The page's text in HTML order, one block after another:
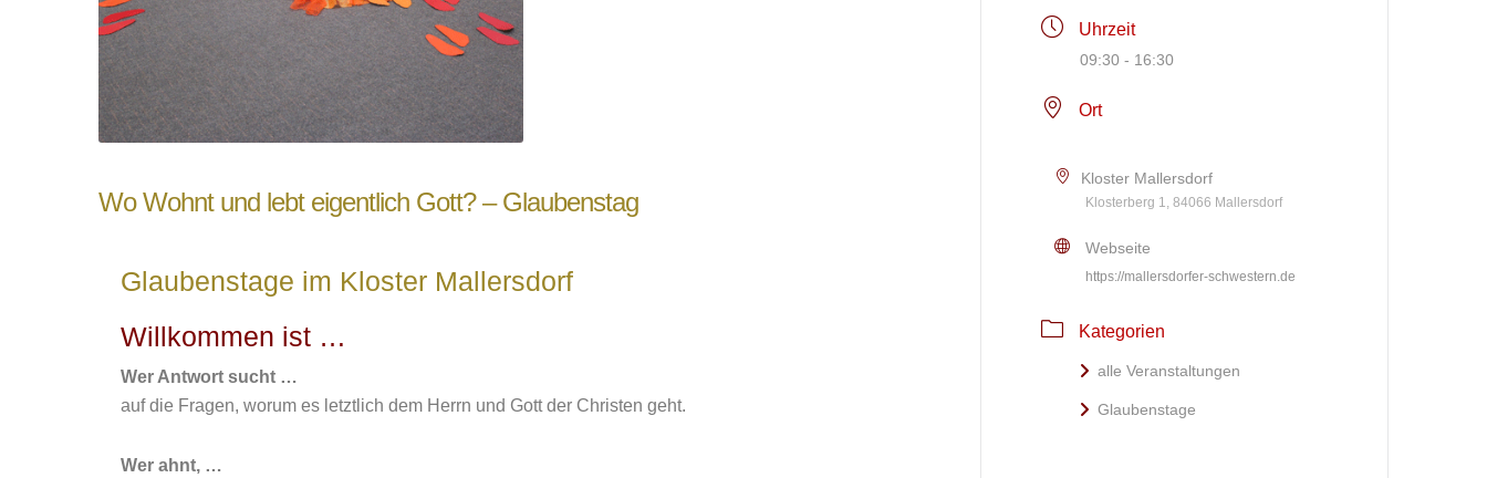
Wo Wohnt und lebt eigentlich Gott? – Glaubenstag
Glaubenstage im Kloster Mallersdorf
Willkommen ist …
Wer Antwort sucht …
auf die Fragen, worum es letztlich dem Herrn und Gott der Christen geht.
Wer ahnt, …
Uhrzeit
09:30 - 16:30
Ort
Kloster Mallersdorf
Klosterberg 1, 84066 Mallersdorf
Webseite
https://mallersdorfer-schwestern.de
Kategorien
alle Veranstaltungen
Glaubenstage